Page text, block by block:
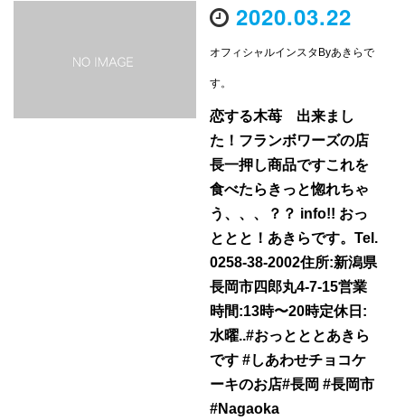
2020.03.22
オフィシャルインスタByあきらで
す。
恋する木苺 出来まし
た！フランボワーズの店
長一押し商品ですこれを
食べたらきっと惚れちゃ
う、、、？？ info!! おっ
ととと！あきらです。Tel.
0258-38-2002住所:新潟県
長岡市四郎丸4-7-15営業
時間:13時〜20時定休日:
水曜..#おっとととあきら
です #しあわせチョコケ
ーキのお店#長岡 #長岡市
#Nagaoka